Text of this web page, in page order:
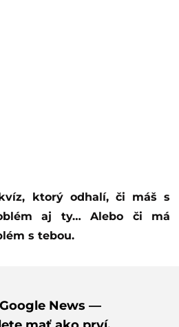
aj ty… Alebo či má
s tebou.
News —